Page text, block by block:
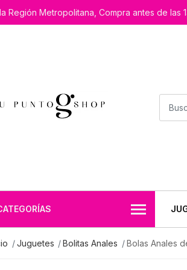
Región Metropolitana, Compra antes de las
Juguetes Bolitas Anales Bolas Anales